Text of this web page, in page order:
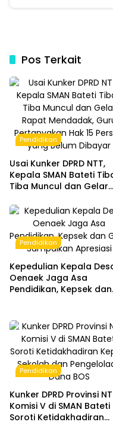
Pos Terkait
Pendidikan
Usai Kunker DPRD NTT,
Kepala SMAN Bateti
Tiba Muncul dan Gelar
Pertanyakan Hak 15
yang Belum Dibayar
Pendidikan
Kepedulian Kepala
Oenaek Jaga Asa
Pendidikan, Kepsek dan
Pendidikan
Kunker DPRD Provinsi
Komisi V di SMAN Bateti
Soroti Ketidakhadiran